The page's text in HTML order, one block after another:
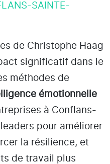
SAINTE-
de Christophe Haag
significatif dans le
méthodes de
émotionnelle
à Conflans-
pour améliorer
la résilience, et
de travail plus